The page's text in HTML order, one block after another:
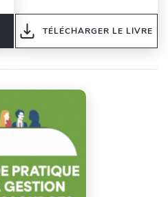
TÉLÉCHARGER LE LIVRE